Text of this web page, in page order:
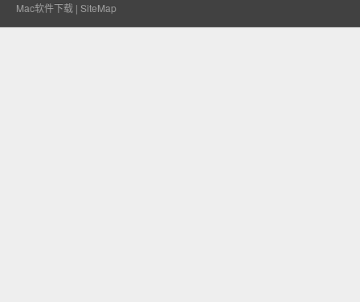
Mac软件下载 | SiteMap